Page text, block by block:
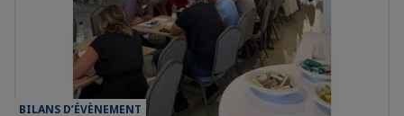
BILANS D’ÉVÈNEMENT